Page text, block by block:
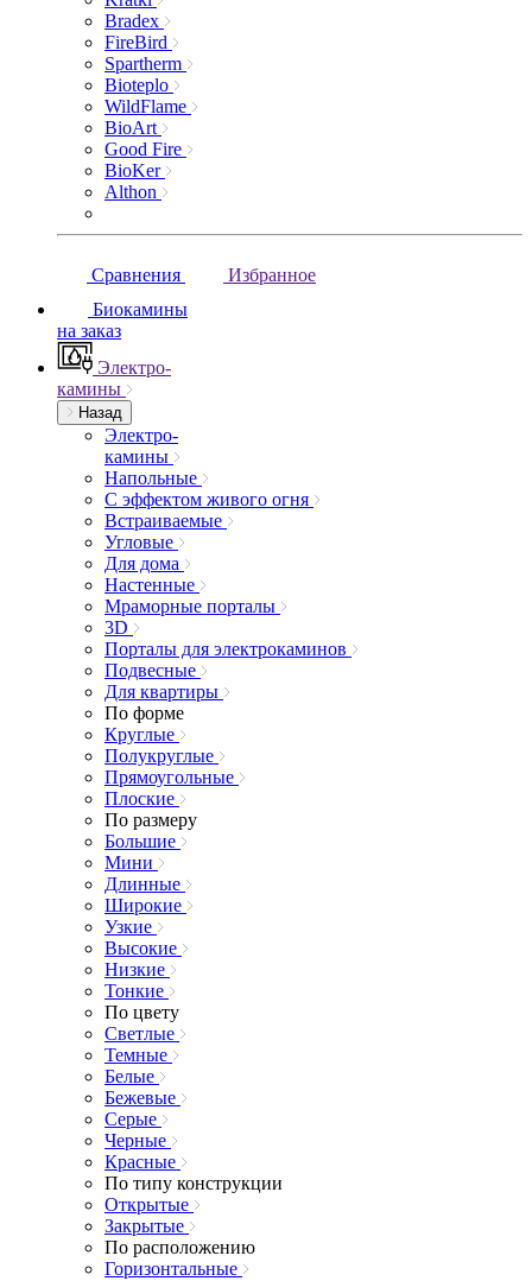
Bradex
FireBird
Spartherm
Bioteplo
WildFlame
BioArt
Good Fire
BioKer
Althon
Сравнения
Избранное
Биокамины
на заказ
Электро-
камины
Назад
Электро-
камины
Напольные
С эффектом живого огня
Встраиваемые
Угловые
Для дома
Настенные
Мраморные порталы
3D
Порталы для электрокаминов
Подвесные
Для квартиры
По форме
Круглые
Полукруглые
Прямоугольные
Плоские
По размеру
Большие
Мини
Длинные
Широкие
Узкие
Высокие
Низкие
Тонкие
По цвету
Светлые
Темные
Белые
Бежевые
Серые
Черные
Красные
По типу конструкции
Открытые
Закрытые
По расположению
Горизонтальные